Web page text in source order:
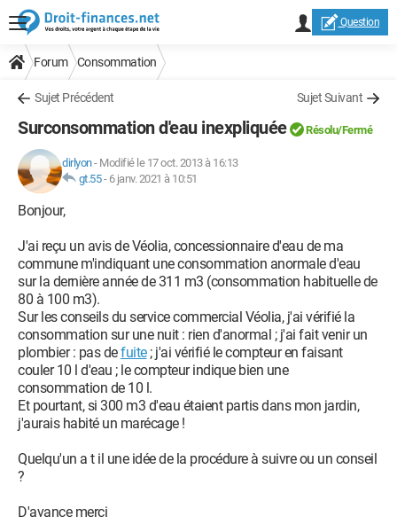
Question
Forum Consommation
Sujet Précédent Sujet Suivant
Surconsommation d'eau inexpliquée Résolu/Fermé
dirlyon- Modifié le 17 oct. 2013 à 16:13
gt.55- 6 janv. 2021 à 10:51
Bonjour,
J'ai reçu un avis de Véolia, concessionnaire d'eau de ma
commune m'indiquant une consommation anormale d'eau
sur la dernière année de 311 m3 (consommation habituelle de
80 à 100 m3).
Sur les conseils du service commercial Véolia, j'ai vérifié la
consommation sur une nuit : rien d'anormal ; j'ai fait venir un
plombier : pas defuite; j'ai vérifié le compteur en faisant
couler 10 l d'eau ; le compteur indique bien une
consommation de 10 l.
Et pourtant, si 300 m3 d'eau étaient partis dans mon jardin,
j'aurais habité un marécage !
Quelqu'un a t il une idée de la procédure à suivre ou un conseil
?
D'avance merci